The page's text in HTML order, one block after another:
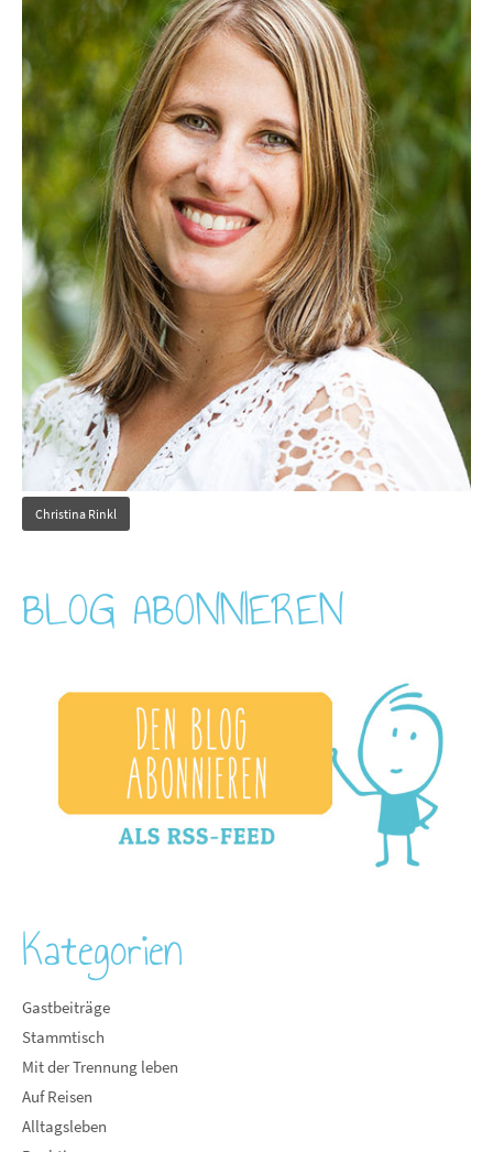
Christina Rinkl
BLOG ABONNIEREN
Kategorien
Gastbeiträge
Stammtisch
Mit der Trennung leben
Auf Reisen
Alltagsleben